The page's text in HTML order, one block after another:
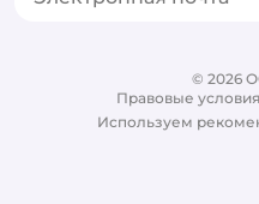
© 2026
Правовые
Используем